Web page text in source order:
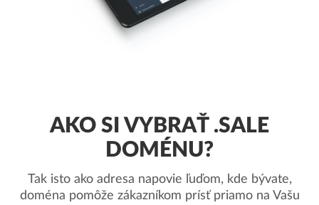
AKO SI VYBRAŤ .SALE
DOMÉNU?
Tak isto ako adresa napovie ľuďom, kde bývate,
doména pomôže zákazníkom prísť priamo na Vašu